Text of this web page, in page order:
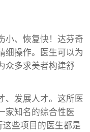
小、恢复快！达芬奇
细操作。医生可以为
众多求美者构建舒
、发展人才。这所医
家知名的综合性医
这些项目的医生都是